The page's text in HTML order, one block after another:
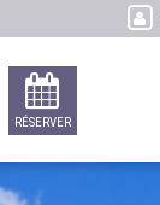
RÉSERVER